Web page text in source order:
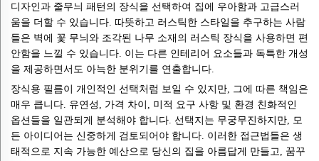
디자인과 줄무늬 패턴의 장식을 선택하여 집에 우아함과 고급스러
움을 더할 수 있습니다. 따뜻하고 러스틱한 스타일을 추구하는 사람
들은 벽에 꽃 무늬와 조각된 나무 소재의 러스틱 장식을 사용하면 편
안함을 느낄 수 있습니다. 이는 다른 인테리어 요소들과 독특한 개성
을 제공하면서도 아늑한 분위기를 연출합니다.
장식용 필름이 개인적인 선택처럼 보일 수 있지만, 그에 따른 책임은
매우 큽니다. 유연성, 가격 차이, 미적 요구 사항 및 환경 친화적인
옵션들을 일관되게 분석해야 합니다. 선택지는 무궁무진하지만, 모
든 아이디어는 신중하게 검토되어야 합니다. 이러한 접근법들은 생
태적으로 지속 가능한 예산으로 당신의 집을 아름답게 만들고, 꿈꾸